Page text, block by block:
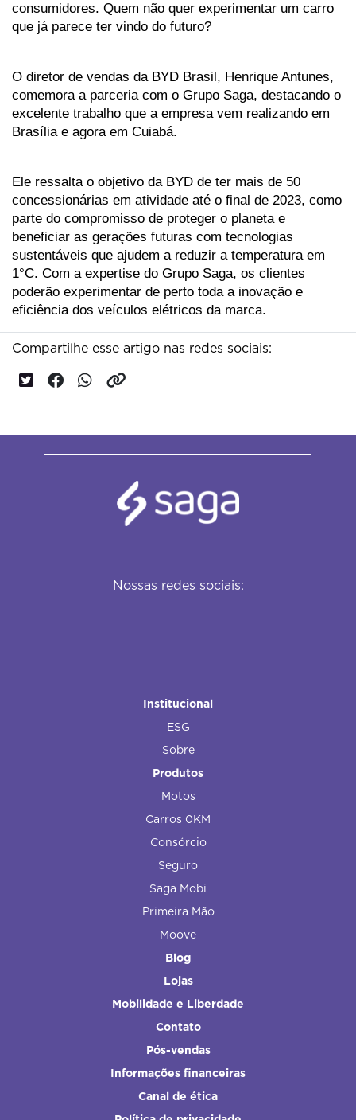
consumidores. Quem não quer experimentar um carro
que já parece ter vindo do futuro?
O diretor de vendas da BYD Brasil, Henrique Antunes,
comemora a parceria com o Grupo Saga, destacando o
excelente trabalho que a empresa vem realizando em
Brasília e agora em Cuiabá.
Ele ressalta o objetivo da BYD de ter mais de 50
concessionárias em atividade até o final de 2023, como
parte do compromisso de proteger o planeta e
beneficiar as gerações futuras com tecnologias
sustentáveis que ajudem a reduzir a temperatura em
1°C. Com a expertise do Grupo Saga, os clientes
poderão experimentar de perto toda a inovação e
eficiência dos veículos elétricos da marca.
Compartilhe esse artigo nas redes sociais:
Nossas redes sociais:
Institucional
ESG
Sobre
Produtos
Motos
Carros 0KM
Consórcio
Seguro
Saga Mobi
Primeira Mão
Moove
Blog
Lojas
Mobilidade e Liberdade
Contato
Pós-vendas
Informações financeiras
Canal de ética